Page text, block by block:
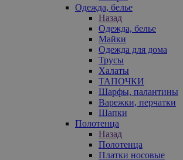
Одежда, белье
Назад
Одежда, белье
Майки
Одежда для дома
Трусы
Халаты
ТАПОЧКИ
Шарфы, палантины
Варежки, перчатки
Шапки
Полотенца
Назад
Полотенца
Платки носовые